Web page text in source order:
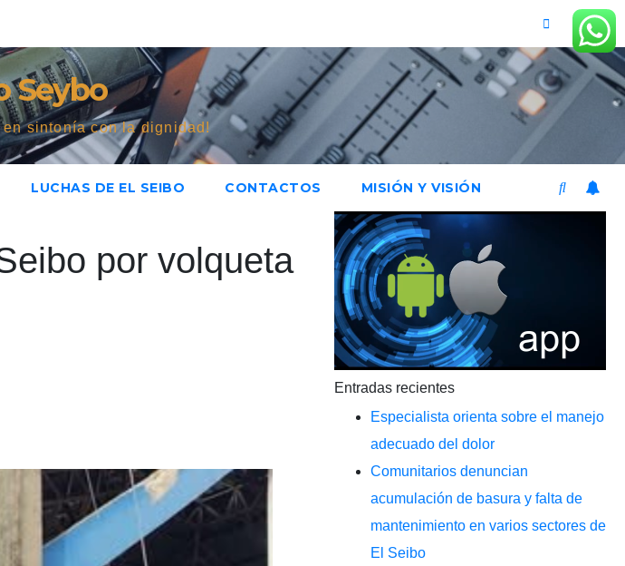
Seybo
en sintonía con la dignidad!
LUCHAS DE EL SEIBO CONTACTOS MISIÓN Y VISIÓN
por volqueta
Entradas recientes
Especialista orienta sobre el manejo
adecuado del dolor
Comunitarios denuncian
acumulación de basura y falta de
mantenimiento en varios sectores de
El Seibo